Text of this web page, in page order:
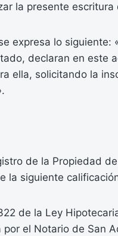
la presente escritura
expresa lo siguiente:
declaran en este
ella, solicitando la
de la Propiedad
la siguiente
de la Ley
el Notario de San